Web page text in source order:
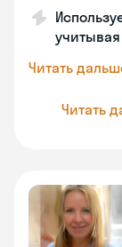
Читать
Читать